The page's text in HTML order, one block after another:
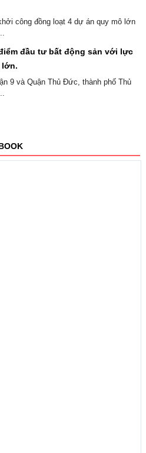
công đồng loạt 4 dự án quy mô lớn
đầu tư bất động sản với lực
lớn.
9 và Quận Thủ Đức, thành phố Thủ